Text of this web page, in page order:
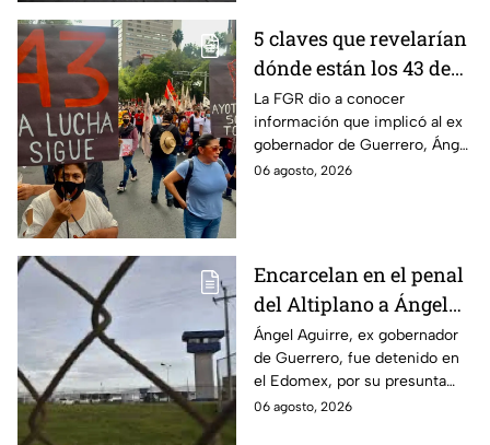
5 claves que revelarían
dónde están los 43 de
Ayotzinapa tras
captura de Ángel
Aguirre, ex gobernador
de Guerrero
La FGR dio a conocer
información que implicó al ex
gobernador de Guerrero, Ángel
Aguirre, quien fue detenido
06 agosto, 2026
Encarcelan en el penal
del Altiplano a Ángel
Aguirre, ex gobernador
de Guerrero por caso
Ayotzinapa
Ángel Aguirre, ex gobernador
de Guerrero, fue detenido en
el Edomex, por su presunta
participación en la
06 agosto, 2026